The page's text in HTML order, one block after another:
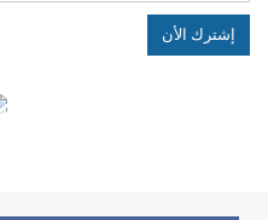
الهياكل الخاضعة